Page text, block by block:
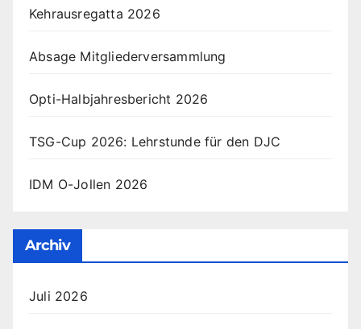
Kehrausregatta 2026
Absage Mitgliederversammlung
Opti-Halbjahresbericht 2026
TSG-Cup 2026: Lehrstunde für den DJC
IDM O-Jollen 2026
Archiv
Juli 2026